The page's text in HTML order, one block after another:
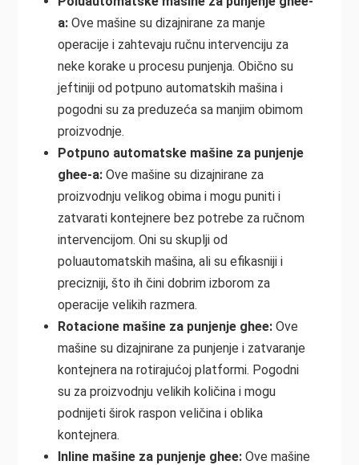
a:Ove mašine su dizajnirane za manje
operacije i zahtevaju ručnu intervenciju za
neke korake u procesu punjenja. Obično su
jeftiniji od potpuno automatskih mašina i
pogodni su za preduzeća sa manjim obimom
proizvodnje.
Potpuno automatske mašine za punjenje
ghee-a:Ove mašine su dizajnirane za
proizvodnju velikog obima i mogu puniti i
zatvarati kontejnere bez potrebe za ručnom
intervencijom. Oni su skuplji od
poluautomatskih mašina, ali su efikasniji i
precizniji, što ih čini dobrim izborom za
operacije velikih razmera.
Rotacione mašine za punjenje ghee:Ove
mašine su dizajnirane za punjenje i zatvaranje
kontejnera na rotirajućoj platformi. Pogodni
su za proizvodnju velikih količina i mogu
podnijeti širok raspon veličina i oblika
kontejnera.
Inline mašine za punjenje ghee:Ove mašine